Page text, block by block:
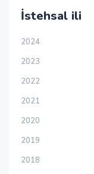
İstehsal ili
2024
2023
2022
2021
2020
2019
2018